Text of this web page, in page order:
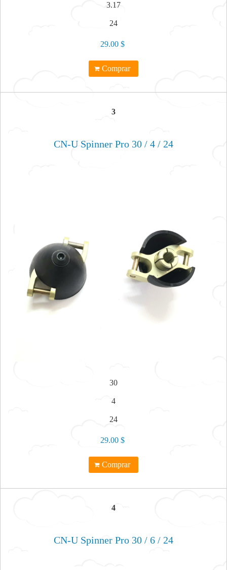
3.17
24
29.00 $
Comprar
3
CN-U Spinner Pro 30 / 4 / 24
30
4
24
29.00 $
Comprar
4
CN-U Spinner Pro 30 / 6 / 24